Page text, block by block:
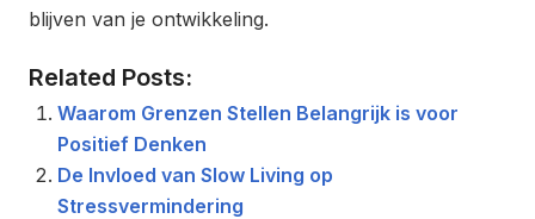
blijven van je ontwikkeling.
Related Posts:
Waarom Grenzen Stellen Belangrijk is voor
Positief Denken
De Invloed van Slow Living op
Stressvermindering